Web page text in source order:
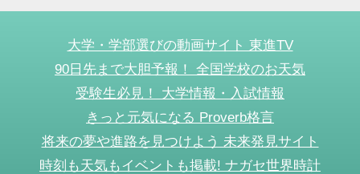
大学・学部選びの動画サイト 東進TV
90日先まで大胆予報！ 全国学校のお天気
受験生必見！ 大学情報・入試情報
きっと元気になる Proverb格言
将来の夢や進路を見つけよう 未来発見サイト
時刻も天気もイベントも掲載! ナガセ世界時計